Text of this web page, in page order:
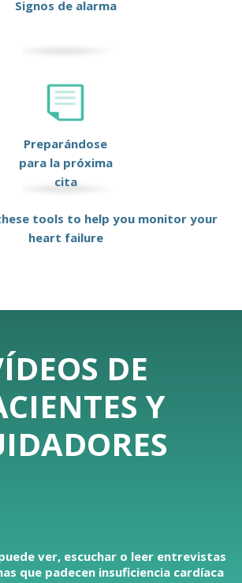
Signos de alarma
Preparándose
para la próxima
cita
tools to help you monitor your
heart failure
DE
Y
ver, escuchar o leer entrevistas
que padecen insuficiencia cardíaca